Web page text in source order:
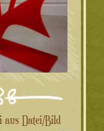
aus Datei/Bild